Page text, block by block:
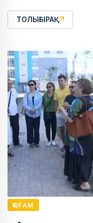
ТОЛЫҒЫРАҚ
ҚОҒАМ